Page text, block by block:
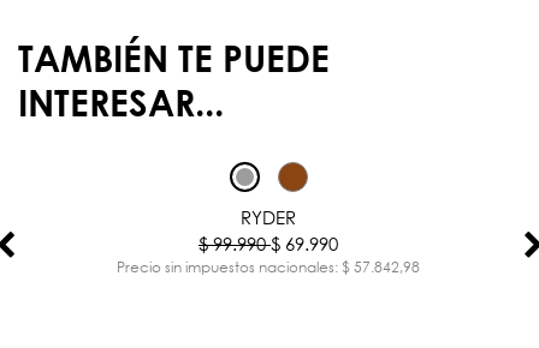
TAMBIÉN TE PUEDE
INTERESAR...
RYDER
$ 99.990$ 69.990
Precio sin impuestos nacionales: $ 57.842,98